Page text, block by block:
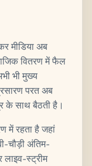
मीडिया अब
वितरण में फैल
भी मुख्य
परत अब
के साथ बैठती है।
में रहता है जहां
चौड़ी अंतिम-
स्ट्रीम